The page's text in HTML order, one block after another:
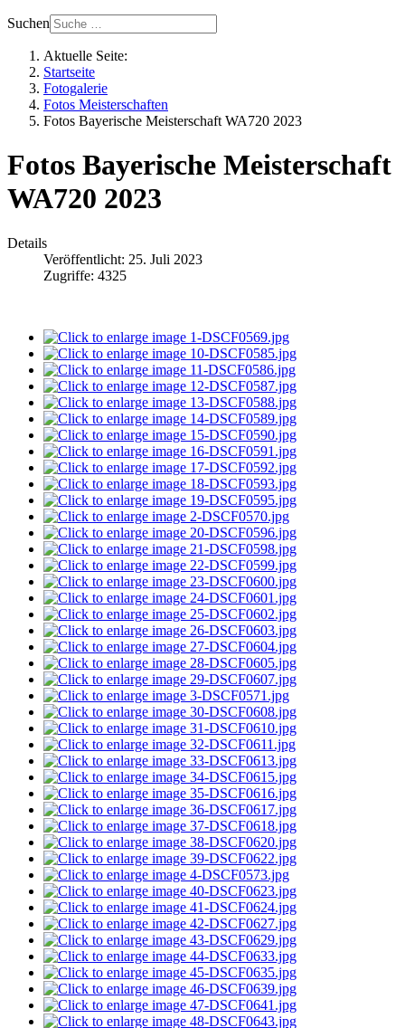
Suchen
Aktuelle Seite:
Startseite
Fotogalerie
Fotos Meisterschaften
Fotos Bayerische Meisterschaft WA720 2023
Fotos Bayerische Meisterschaft
WA720 2023
Details
Veröffentlicht: 25. Juli 2023
Zugriffe: 4325